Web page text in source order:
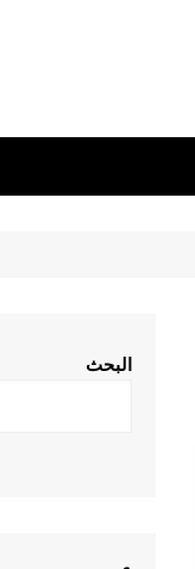
البحث